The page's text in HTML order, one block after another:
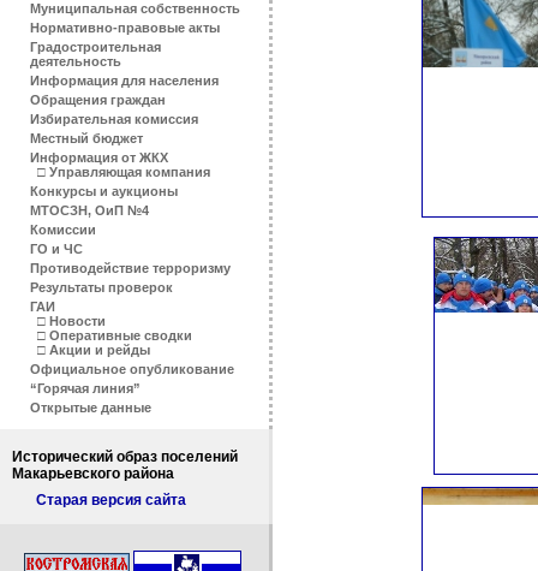
Муниципальная собственность
Нормативно-правовые акты
Градостроительная
деятельность
Информация для населения
Обращения граждан
Избирательная комиссия
Местный бюджет
Информация от ЖКХ
□ Управляющая компания
Конкурсы и аукционы
МТОСЗН, ОиП №4
Комиссии
ГО и ЧС
Противодействие терроризму
Результаты проверок
ГАИ
□ Новости
□ Оперативные сводки
□ Акции и рейды
Официальное опубликование
“Горячая линия”
Открытые данные
Исторический образ поселений
Макарьевского района
Старая версия сайта